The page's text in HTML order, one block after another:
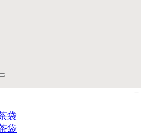
袋
袋